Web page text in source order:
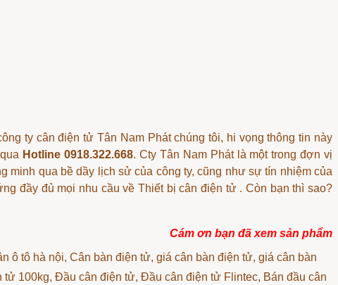
ty cân điện tử Tân Nam Phát chúng tôi, hi vọng thông tin này
Hotline 0918.322.668. Cty Tân Nam Phát là một trong đợn vị
minh qua bề dầy lịch sử của công ty, cũng như sự tín nhiệm của
đầy đủ mọi nhu cầu về Thiết bị cân điện tử. Còn bạn thì sao?
Cám ơn bạn đã xem sản phẩm
ô tô hà nội, Cân bàn điện tử, giá cân bàn điện tử, giá cân bàn
100kg, Đầu cân điện tử, Đầu cân điện tử Flintec, Bán đầu cân